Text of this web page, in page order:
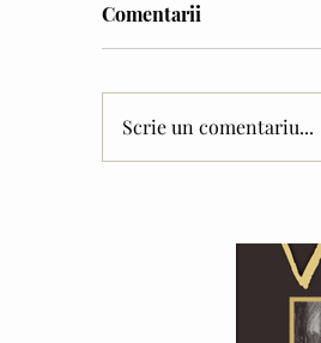
Comentarii
Scrie un comentariu...